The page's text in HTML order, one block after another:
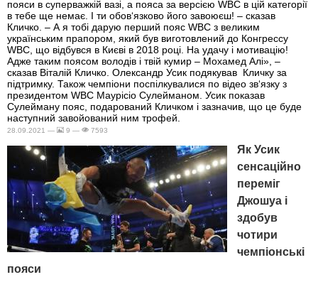
пояси в суперважкій вазі, а пояса за версією WBC в цій категорії
в тебе ще немає. І ти обов‘язково його завоюєш! – сказав
Кличко. – А я тобі дарую перший пояс WBC з великим
українським прапором, який був виготовлений до Конгрессу
WBC, що відбувся в Києві в 2018 році. На удачу і мотивацію!
Адже таким поясом володів і твій кумир – Мохамед Алі», –
сказав Віталій Кличко. Олександр Усик подякував Кличку за
підтримку. Також чемпіони поспілкувалися по відео зв‘язку з
президентом WBC Маурісіо Сулейманом. Усик показав
Сулейману пояс, подарований Кличком і зазначив, що це буде
наступний завойований ним трофей.
28.09.2021 — 9 — 7593
Як Усик
сенсаційно
переміг
Джошуа і
здобув
чотири
чемпіонські
пояси